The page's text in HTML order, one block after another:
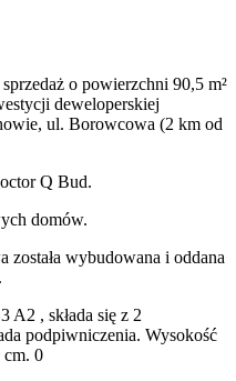
o powierzchni 90,5 m²
deweloperskiej
, ul. Borowcowa (2 km od
Q Bud.
domów.
wybudowana i oddana
.
A2 , składa się z 2
podpiwniczenia. Wysokość
cm. 0